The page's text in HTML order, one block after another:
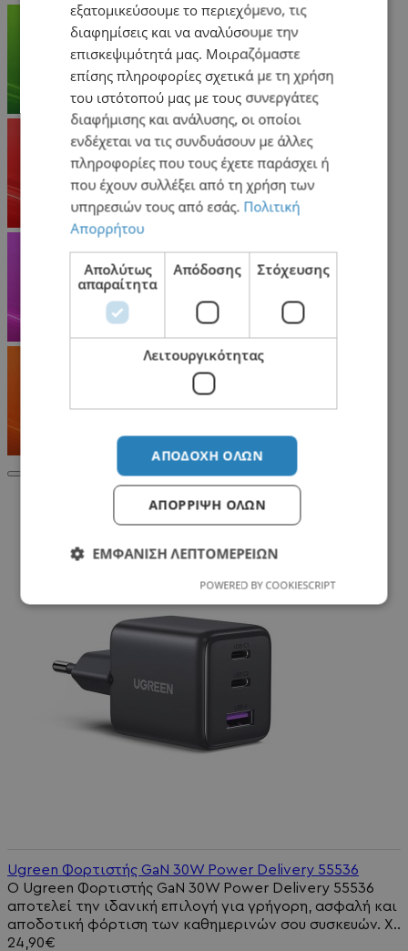
Σχετικά Προϊόντα
Ugreen Φορτιστής GaN 30W Power Delivery 55536
Ο Ugreen Φορτιστής GaN 30W Power Delivery 55536
αποτελεί την ιδανική επιλογή για γρήγορη, ασφαλή και
αποδοτική φόρτιση των καθημερινών σου συσκευών. Χ..
24,90€
εξατομικεύσουμε το περιεχόμενο, τις
διαφημίσεις και να αναλύσουμε την
επισκεψιμότητά μας. Μοιραζόμαστε
επίσης πληροφορίες σχετικά με τη χρήση
του ιστότοπού μας με τους συνεργάτες
διαφήμισης και ανάλυσης, οι οποίοι
ενδέχεται να τις συνδυάσουν με άλλες
πληροφορίες που τους έχετε παράσχει ή
που έχουν συλλέξει από τη χρήση των
υπηρεσιών τους από εσάς. Πολιτική
Απορρήτου
Απολύτως
απαραίτητα
Απόδοσης Στόχευσης
Λειτουργικότητας
ΑΠΟΔΟΧΉ ΌΛΩΝ
ΑΠΌΡΡΙΨΗ ΌΛΩΝ
ΕΜΦΆΝΙΣΗ ΛΕΠΤΟΜΕΡΕΙΏΝ
POWERED BY COOKIESCRIPT